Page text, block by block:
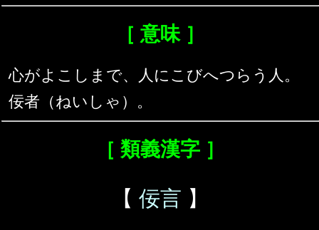
［ 意味 ］
心がよこしまで、人にこびへつらう人。
佞者（ねいしゃ）。
［ 類義漢字 ］
【 佞言 】